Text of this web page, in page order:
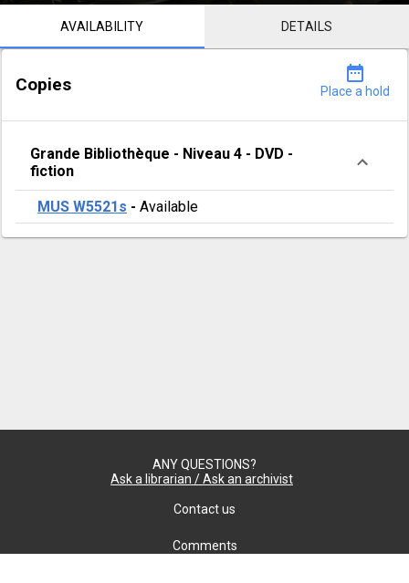
Notice content
AVAILABILITY DETAILS
Copies
date_range
Place a hold
Grande Bibliothèque - Niveau 4 - DVD -
fiction
MUS W5521s - Available
ANY QUESTIONS?
Ask a librarian / Ask an archivist
Contact us
Comments